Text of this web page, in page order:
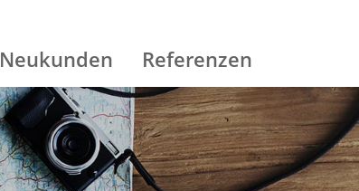
Neukunden Referenzen